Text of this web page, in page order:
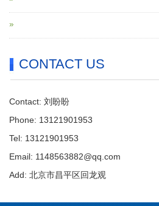
CONTACT US
Contact: 刘盼盼
Phone: 13121901953
Tel: 13121901953
Email: 1148563882@qq.com
Add: 北京市昌平区回龙观